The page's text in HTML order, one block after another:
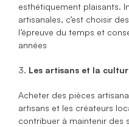
esthétiquement plaisants.
artisanales, c’est choisir
l’épreuve du temps et
années
3. Les artisans et la
Acheter des pièces
artisans et les créateurs
contribuer à maintenir des